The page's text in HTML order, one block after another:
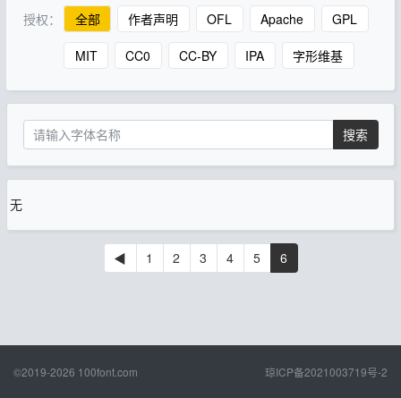
授权： 全部 作者声明 OFL Apache GPL
MIT CC0 CC-BY IPA 字形维基
搜索
无
◀ 1 2 3 4 5 6
©2019-2026 100font.com 琼ICP备2021003719号-2